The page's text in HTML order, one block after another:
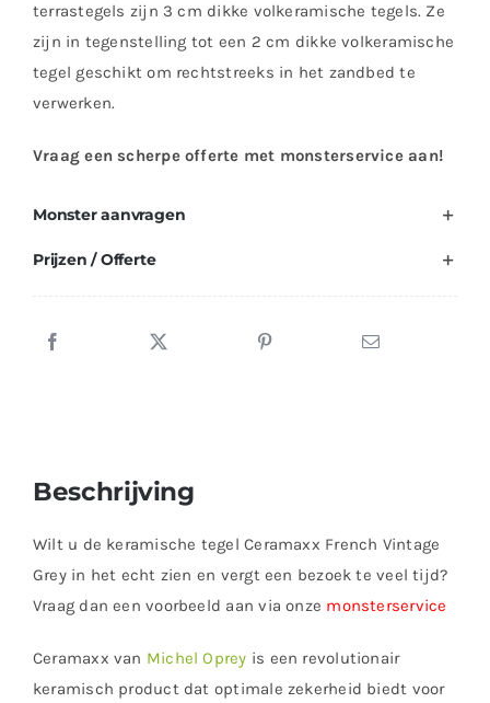
terrastegels zijn 3 cm dikke volkeramische tegels. Ze
zijn in tegenstelling tot een 2 cm dikke volkeramische
tegel geschikt om rechtstreeks in het zandbed te
verwerken.
Vraag een scherpe offerte met monsterservice aan!
Monster aanvragen
Prijzen / Offerte
Beschrijving
Wilt u de keramische tegel Ceramaxx French Vintage
Grey in het echt zien en vergt een bezoek te veel tijd?
Vraag dan een voorbeeld aan via onze monsterservice
Ceramaxx van Michel Oprey is een revolutionair
keramisch product dat optimale zekerheid biedt voor